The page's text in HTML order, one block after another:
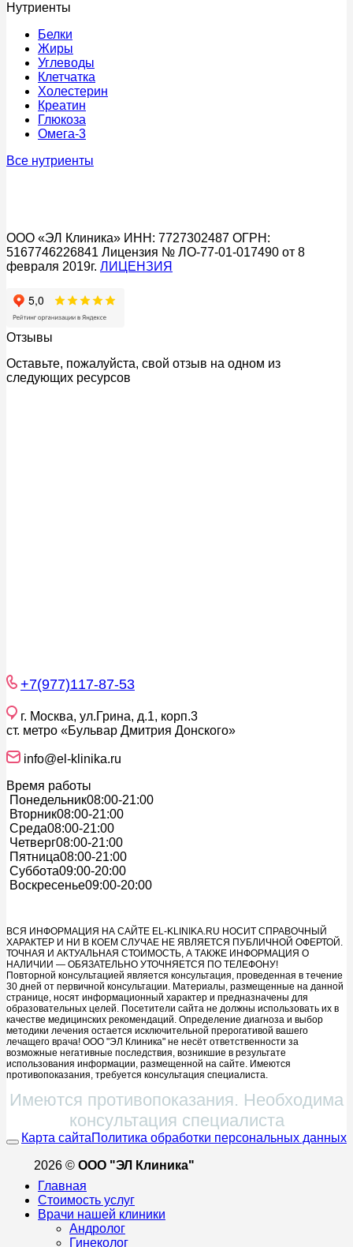
Нутриенты
Белки
Жиры
Углеводы
Клетчатка
Холестерин
Креатин
Глюкоза
Омега-3
Все нутриенты
ООО «ЭЛ Клиника» ИНН: 7727302487 ОГРН:
5167746226841 Лицензия № ЛО-77-01-017490 от 8
февраля 2019г. ЛИЦЕНЗИЯ
Отзывы
Оставьте, пожалуйста, свой отзыв на одном из
следующих ресурсов
+7(977)117-87-53
г. Москва, ул.Грина, д.1, корп.3
ст. метро «Бульвар Дмитрия Донского»
info@el-klinika.ru
Время работы
Понедельник08:00-21:00
Вторник08:00-21:00
Среда08:00-21:00
Четверг08:00-21:00
Пятница08:00-21:00
Суббота09:00-20:00
Воскресенье09:00-20:00
ВСЯ ИНФОРМАЦИЯ НА САЙТЕ EL-KLINIKA.RU НОСИТ СПРАВОЧНЫЙ
ХАРАКТЕР И НИ В КОЕМ СЛУЧАЕ НЕ ЯВЛЯЕТСЯ ПУБЛИЧНОЙ ОФЕРТОЙ.
ТОЧНАЯ И АКТУАЛЬНАЯ СТОИМОСТЬ, А ТАКЖЕ ИНФОРМАЦИЯ О
НАЛИЧИИ — ОБЯЗАТЕЛЬНО УТОЧНЯЕТСЯ ПО ТЕЛЕФОНУ!
Повторной консультацией является консультация, проведенная в течение
30 дней от первичной консультации. Материалы, размещенные на данной
странице, носят информационный характер и предназначены для
образовательных целей. Посетители сайта не должны использовать их в
качестве медицинских рекомендаций. Определение диагноза и выбор
методики лечения остается исключительной прерогативой вашего
лечащего врача! ООО "ЭЛ Клиника" не несёт ответственности за
возможные негативные последствия, возникшие в результате
использования информации, размещенной на сайте. Имеются
противопоказания, требуется консультация специалиста.
Имеются противопоказания. Необходима
консультация специалиста
Карта сайтаПолитика обработки персональных данных
2026 © ООО "ЭЛ Клиника"
Главная
Стоимость услуг
Врачи нашей клиники
Андролог
Гинеколог